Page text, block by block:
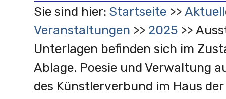
Sie sind hier: Startseite
Veranstaltungen
2025
Unterlagen befinden sich im
Ablage. Poesie und Verwaltung
des Künstlerverbund im Haus der